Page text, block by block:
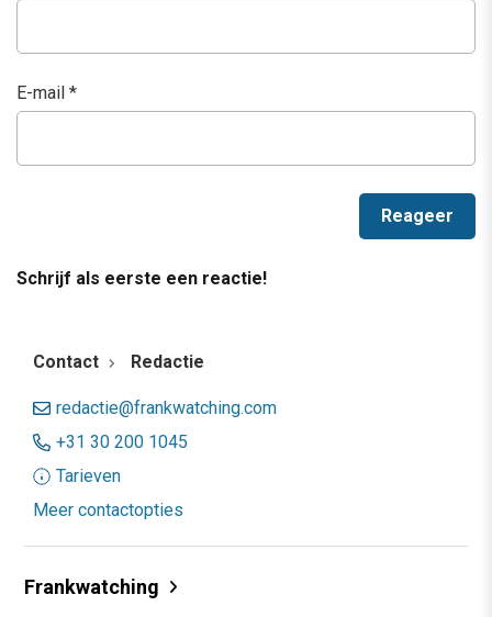
E-mail *
Schrijf als eerste een reactie!
Contact Redactie
redactie@frankwatching.com
+31 30 200 1045
Tarieven
Meer contactopties
Frankwatching